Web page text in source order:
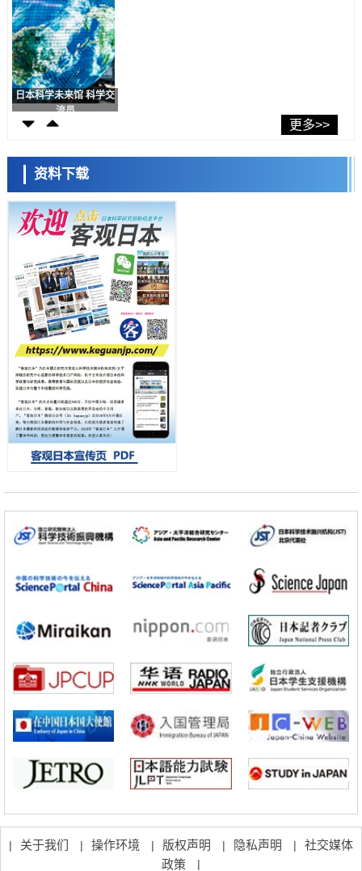
首年度政策方向
科学研究
东京大学发现可诱导细胞死亡的新型信使物质
科学研究
东京都健康长寿医疗中心跨器官揭示衰老过程中的糖链变化
科学研究
产总研无需石油利用松脂制备石墨前驱体，可作为电池电极材料
东京大学和海上保安厅等发现南海海槽沿线板块边界锁定状态存在区域
差异
政策
日本第2次医疗研究开发调整费，根据一线实际情况和需求分配99.3亿
日元
科学研究
千叶大学鉴定出导致难治性疾病“肺高血压症”恶化的蛋白质“MYL9/12”，
会引发血管结构恶化
科学研究
京都大学高效生成光的构成单元“光子”，可应用于量子计算机
科学研究
开发出300亿年仅误差1秒的光晶格钟，构建网络将其打造为下一代社会
基础设施
经济・社会
日本成立“以人为本AI联盟”——力争借助AI拓展社会公众创造力，依托
产学合作推进研发
科学研究
大阪大学开发出膜脂质可视化工具，使脂质探针的高效开发成为可能
科学研究
展研究
科学研究
科学研究
基础设施
经济・社会
日本成立“以人为本AI联盟”——力争借助AI拓展社会公众创造力，依托
产学合作推进研发
科学研究
大阪大学开发出膜脂质可视化工具，使脂质探针的高效开发成为可能
科学研究
立教大学在试管内构建长链人工基因组DNA自我复制系统，有望实现携
小岩井忠道
更多>>
资料下载
| 关于我们 | 操作环境 | 版权声明 | 隐私声明 | 社交媒体
政策 |